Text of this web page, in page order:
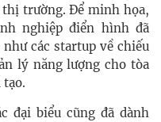
trường. Để minh họa,
nghiệp điển hình đã
các startup về chiếu
lý năng lượng cho tòa
đại biểu cũng đã dành